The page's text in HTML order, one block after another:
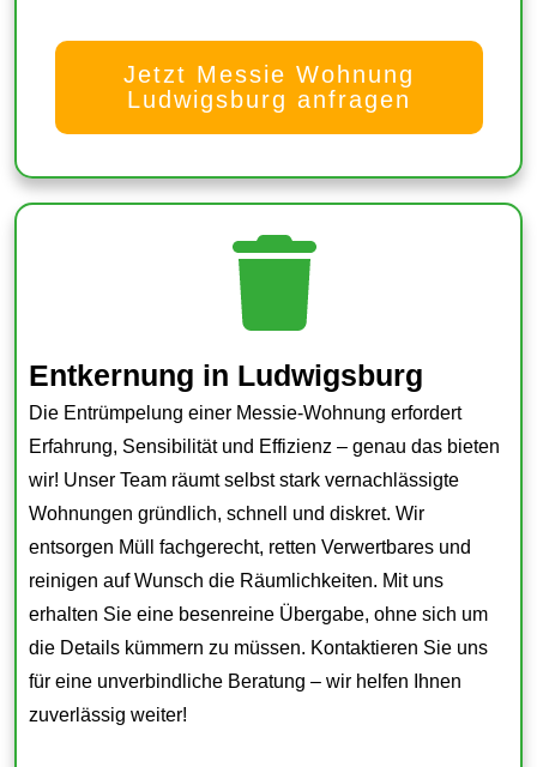
Jetzt Messie Wohnung
Ludwigsburg anfragen
Entkernung in Ludwigsburg
Die Entrümpelung einer Messie-Wohnung erfordert
Erfahrung, Sensibilität und Effizienz – genau das bieten
wir! Unser Team räumt selbst stark vernachlässigte
Wohnungen gründlich, schnell und diskret. Wir
entsorgen Müll fachgerecht, retten Verwertbares und
reinigen auf Wunsch die Räumlichkeiten. Mit uns
erhalten Sie eine besenreine Übergabe, ohne sich um
die Details kümmern zu müssen. Kontaktieren Sie uns
für eine unverbindliche Beratung – wir helfen Ihnen
zuverlässig weiter!